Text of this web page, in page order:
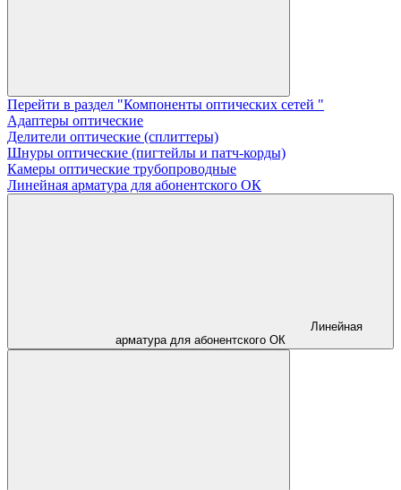
Перейти в раздел "Компоненты оптических сетей "
Адаптеры оптические
Делители оптические (сплиттеры)
Шнуры оптические (пигтейлы и патч-корды)
Камеры оптические трубопроводные
Линейная арматура для абонентского ОК
Линейная
арматура для абонентского ОК